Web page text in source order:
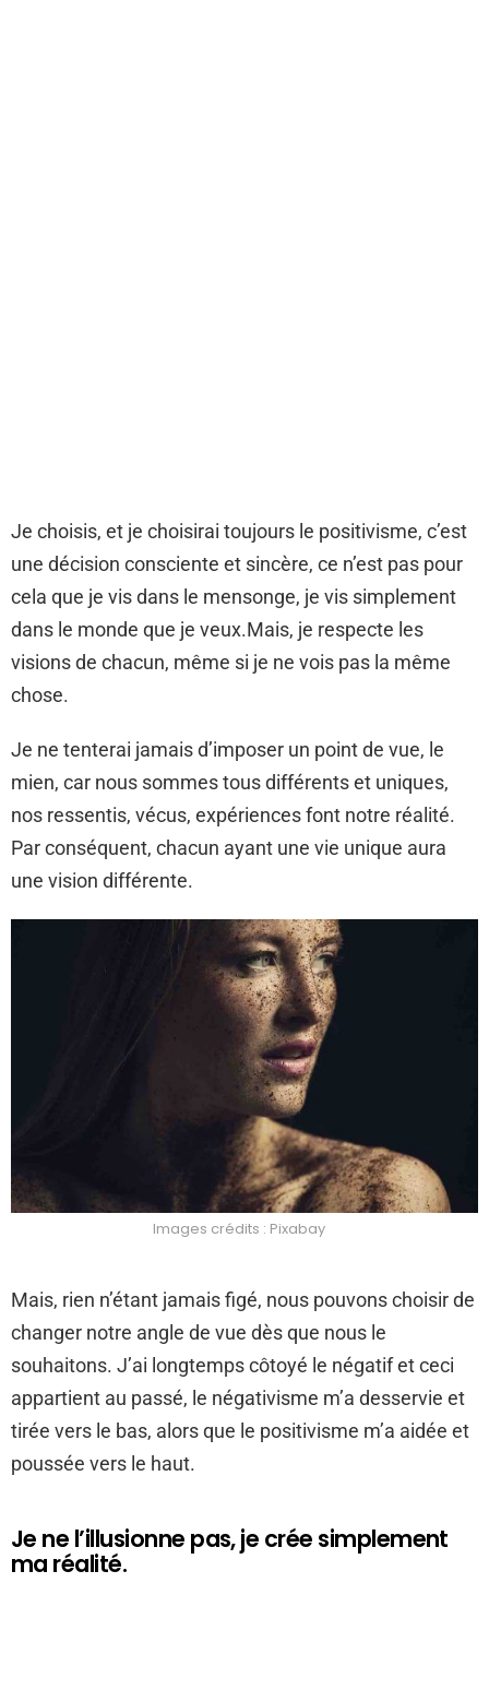
Je choisis, et je choisirai toujours le positivisme, c’est
une décision consciente et sincère, ce n’est pas pour
cela que je vis dans le mensonge, je vis simplement
dans le monde que je veux.Mais, je respecte les
visions de chacun, même si je ne vois pas la même
chose.
Je ne tenterai jamais d’imposer un point de vue, le
mien, car nous sommes tous différents et uniques,
nos ressentis, vécus, expériences font notre réalité.
Par conséquent, chacun ayant une vie unique aura
une vision différente.
Images crédits : Pixabay
Mais, rien n’étant jamais figé, nous pouvons choisir de
changer notre angle de vue dès que nous le
souhaitons. J’ai longtemps côtoyé le négatif et ceci
appartient au passé, le négativisme m’a desservie et
tirée vers le bas, alors que le positivisme m’a aidée et
poussée vers le haut.
Je ne l’illusionne pas, je crée simplement
ma réalité.